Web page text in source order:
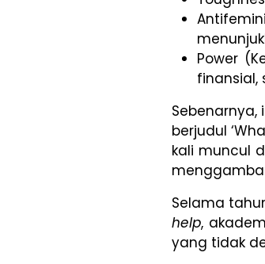
Power
finansial,
berjudul
kali muncul
Selama
help,
yang tidak